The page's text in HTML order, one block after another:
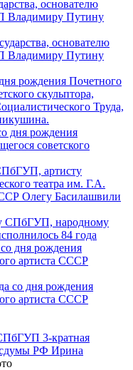
основателю
Владимиру Путину
дня рождения
советского
СПбГУП, народному
84 года
со дня рождения
артиста СССР
3-кратная
РФ Ирина